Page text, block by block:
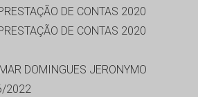
DE CONTAS 2020
DE CONTAS 2020
DOMINGUES JERONYMO
2022